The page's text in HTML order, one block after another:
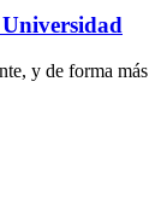
y de forma más